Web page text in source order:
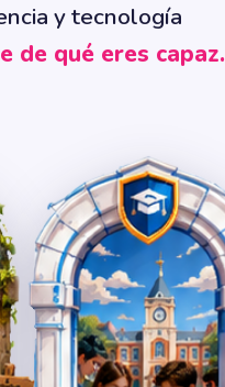
y tecnología
de qué eres capaz.